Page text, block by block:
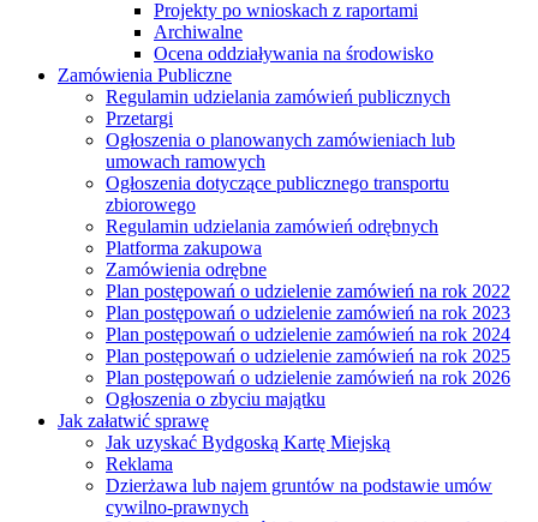
Projekty po wnioskach z raportami
Archiwalne
Ocena oddziaływania na środowisko
Zamówienia Publiczne
Regulamin udzielania zamówień publicznych
Przetargi
Ogłoszenia o planowanych zamówieniach lub
umowach ramowych
Ogłoszenia dotyczące publicznego transportu
zbiorowego
Regulamin udzielania zamówień odrębnych
Platforma zakupowa
Zamówienia odrębne
Plan postępowań o udzielenie zamówień na rok 2022
Plan postępowań o udzielenie zamówień na rok 2023
Plan postępowań o udzielenie zamówień na rok 2024
Plan postępowań o udzielenie zamówień na rok 2025
Plan postępowań o udzielenie zamówień na rok 2026
Ogłoszenia o zbyciu majątku
Jak załatwić sprawę
Jak uzyskać Bydgoską Kartę Miejską
Reklama
Dzierżawa lub najem gruntów na podstawie umów
cywilno-prawnych